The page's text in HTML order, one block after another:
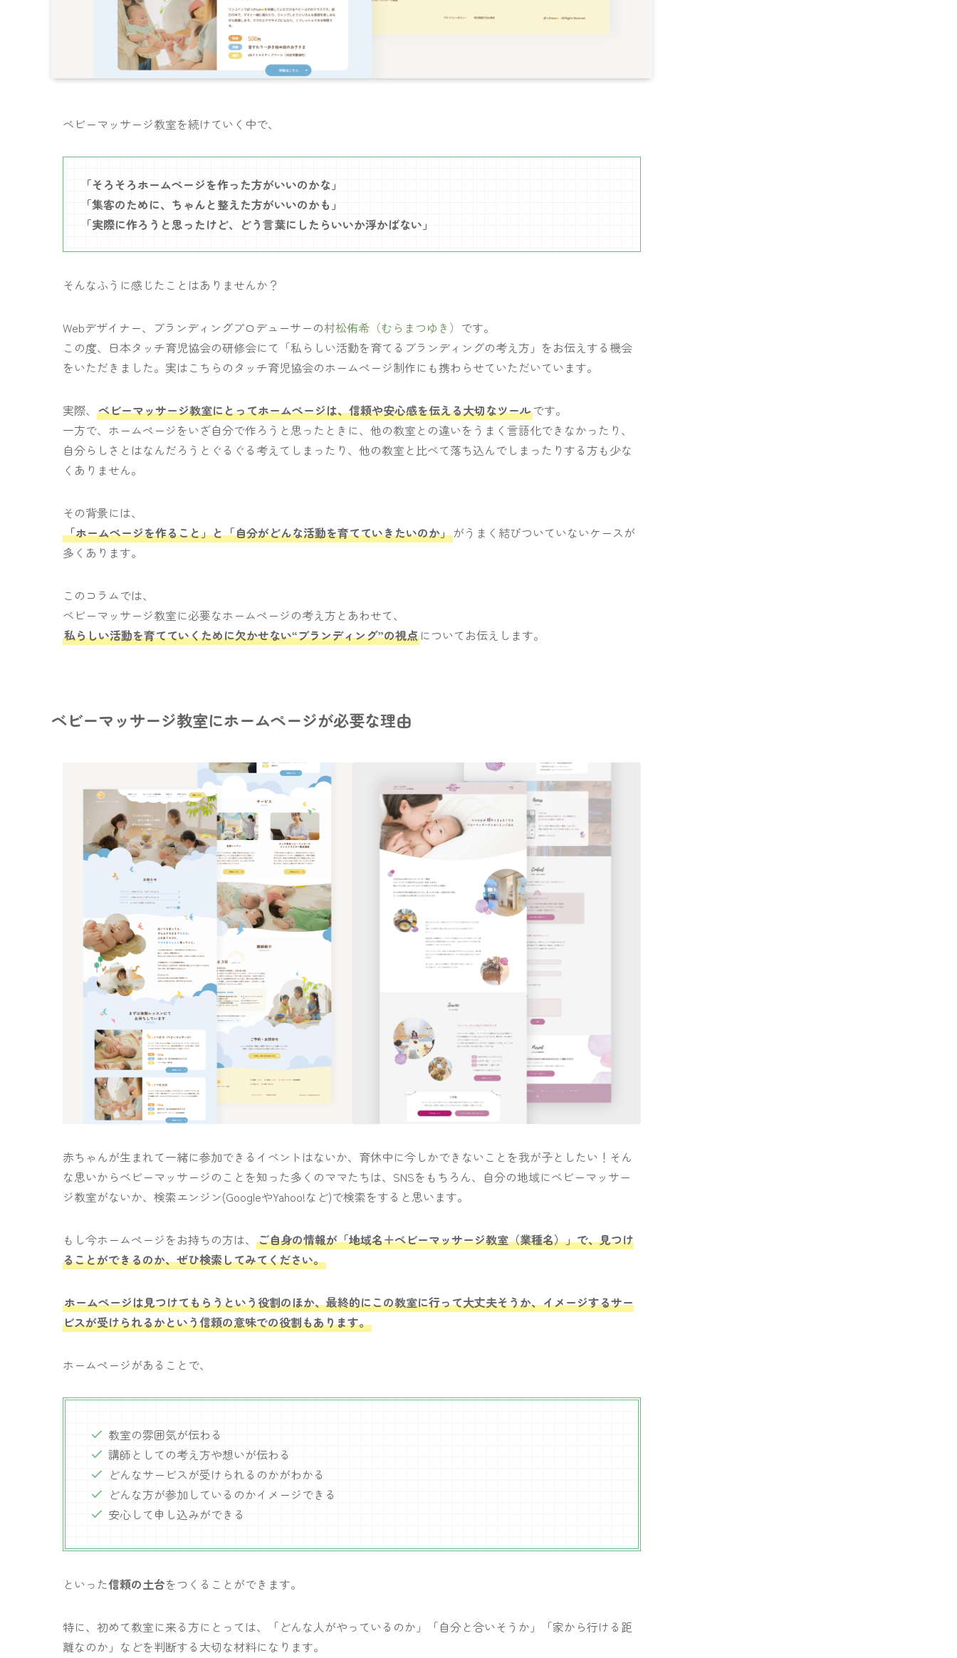
ベビーマッサージ教室を続けていく中で、
「そろそろホームページを作った方がいいのかな」
「集客のために、ちゃんと整えた方がいいのかも」
「実際に作ろうと思ったけど、どう言葉にしたらいいか浮かばない」
そんなふうに感じたことはありませんか？
Webデザイナー、ブランディングプロデューサーの村松侑希（むらまつゆき） です。
この度、日本タッチ育児協会の研修会にて「私らしい活動を育てるブランディングの考え方」をお伝えする機会
をいただきました。実はこちらのタッチ育児協会のホームページ制作にも携わらせていただいています。
実際、 ベビーマッサージ教室にとってホームページは、信頼や安心感を伝える大切なツールです。
一方で、ホームページをいざ自分で作ろうと思ったときに、他の教室との違いをうまく言語化できなかったり、
自分らしさとはなんだろうとぐるぐる考えてしまったり、他の教室と比べて落ち込んでしまったりする方も少な
くありません。
その背景には、
「ホームページを作ること」と「自分がどんな活動を育てていきたいのか」がうまく結びついていないケースが
多くあります。
このコラムでは、
ベビーマッサージ教室に必要なホームページの考え方とあわせて、
私らしい活動を育てていくために欠かせない“ブランディング”の視点 についてお伝えします。
ベビーマッサージ教室にホームページが必要な理由
赤ちゃんが生まれて一緒に参加できるイベントはないか、育休中に今しかできないことを我が子としたい！そん
な思いからベビーマッサージのことを知った多くのママたちは、SNSをもちろん、自分の地域にベビーマッサー
ジ教室がないか、検索エンジン(GoogleやYahoo!など)で検索をすると思います。
もし今ホームページをお持ちの方は、 ご自身の情報が「地域名＋ベビーマッサージ教室（業種名）」で、見つけ
ることができるのか、ぜひ検索してみてください。
ホームページは見つけてもらうという役割のほか、最終的にこの教室に行って大丈夫そうか、イメージするサー
ビスが受けられるかという信頼の意味での役割もあります。
ホームページがあることで、
教室の雰囲気が伝わる
講師としての考え方や想いが伝わる
どんなサービスが受けられるのかがわかる
どんな方が参加しているのかイメージできる
安心して申し込みができる
といった信頼の土台をつくることができます。
特に、初めて教室に来る方にとっては、「どんな人がやっているのか」「自分と合いそうか」「家から行ける距
離なのか」などを判断する大切な材料になります。